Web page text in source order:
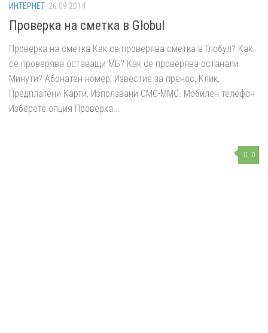
ИНТЕРНЕТ 26.09.2014
Проверка на сметка в Globul
Проверка на сметка Как се проверява сметка в Глобул? Как
се проверява оставащи МБ? Как се проверява останали
Минути? Абонатен номер, Известие за пренос, Клик,
Предплатени Карти, Използвани СМС-ММС. Мобилен телефон
Изберете опция Проверка...
0